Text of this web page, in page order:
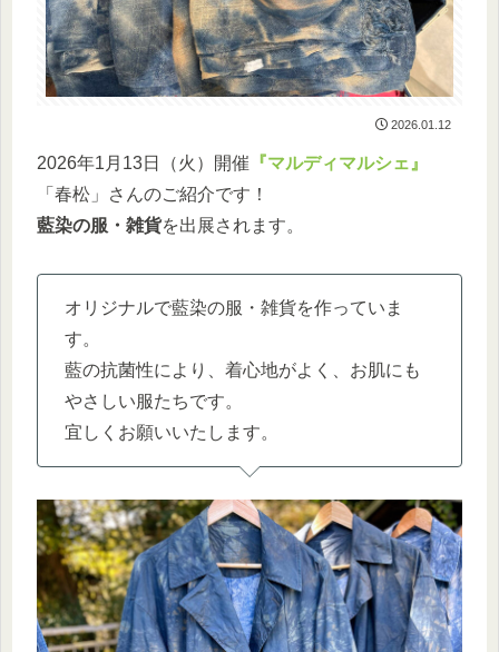
2026.01.12
2026年1月13日（火）開催 『マルディマルシェ』
「春松」さんのご紹介です！
藍染の服・雑貨を出展されます。
オリジナルで藍染の服・雑貨を作っていま
す。
藍の抗菌性により、着心地がよく、お肌にも
やさしい服たちです。
宜しくお願いいたします。